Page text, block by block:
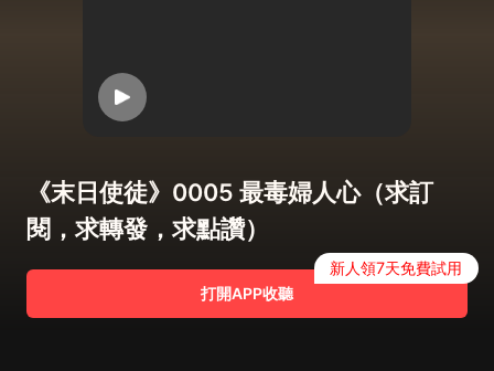
《末日使徒》0005 最毒婦人心（求訂
閱，求轉發，求點讚）
打開APP收聽
新人領7天免費試用